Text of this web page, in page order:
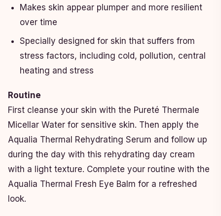
Makes skin appear plumper and more resilient
over time
Specially designed for skin that suffers from
stress factors, including cold, pollution, central
heating and stress
Routine
First cleanse your skin with the Pureté Thermale
Micellar Water for sensitive skin. Then apply the
Aqualia Thermal Rehydrating Serum and follow up
during the day with this rehydrating day cream
with a light texture. Complete your routine with the
Aqualia Thermal Fresh Eye Balm for a refreshed
look.